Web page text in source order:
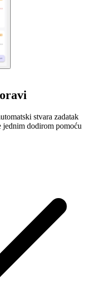
stvara zadatak
jednim dodirom pomoću